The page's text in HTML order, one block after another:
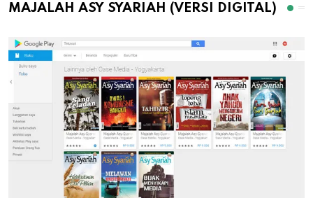
MAJALAH ASY SYARIAH (VERSI DIGITAL)